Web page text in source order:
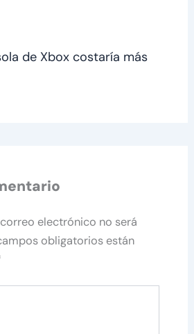
de Xbox costaría más
electrónico no será
obligatorios están